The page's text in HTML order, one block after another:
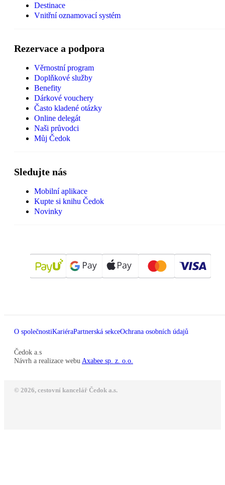
Destinace
Vnitřní oznamovací systém
Rezervace a podpora
Věrnostní program
Doplňkové služby
Benefity
Dárkové vouchery
Často kladené otázky
Online delegát
Naši průvodci
Můj Čedok
Sledujte nás
Mobilní aplikace
Kupte si knihu Čedok
Novinky
O společnostiKariéraPartnerská sekceOchrana osobních údajů
Čedok a.s
Návrh a realizace webu Axabee sp. z. o.o.
© 2026, cestovní kancelář Čedok a.s.